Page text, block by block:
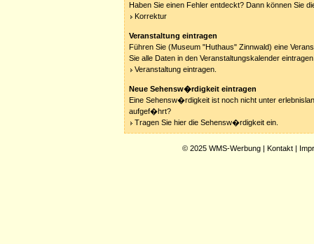
Haben Sie einen Fehler entdeckt? Dann können Sie
Korrektur
Veranstaltung eintragen
Führen Sie (Museum "Huthaus" Zinnwald) eine
Sie alle Daten in den Veranstaltungskalender
Veranstaltung eintragen.
Neue Sehensw�rdigkeit eintragen
Eine Sehensw�rdigkeit ist noch nicht unter
aufgef�hrt?
Tragen Sie hier die Sehensw�rdigkeit ein.
© 2025 WMS-Werbung | Kontakt |